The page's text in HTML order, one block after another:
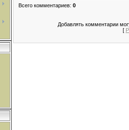
Всего комментариев: 0
Добавлять комментарии
[